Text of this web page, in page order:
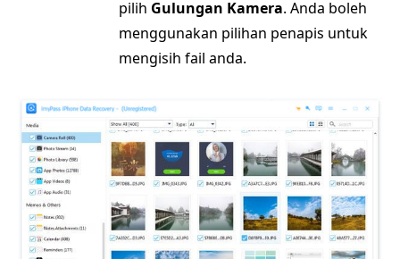
pilih Gulungan Kamera. Anda boleh
menggunakan pilihan penapis untuk
mengisih fail anda.